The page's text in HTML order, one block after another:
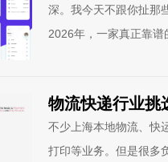
深。我今天不跟你扯那
2026年，一家真正靠
物流快递行业挑
不少上海本地物流、快
打印等业务。但是很多